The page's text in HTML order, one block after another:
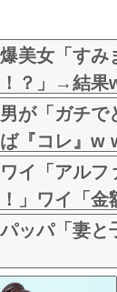
ュア美少女が
爆美女「す
！？」→結
男が「ガチ
『コレ』
ワイ「アル
」ワイ「
？
パッパ「妻